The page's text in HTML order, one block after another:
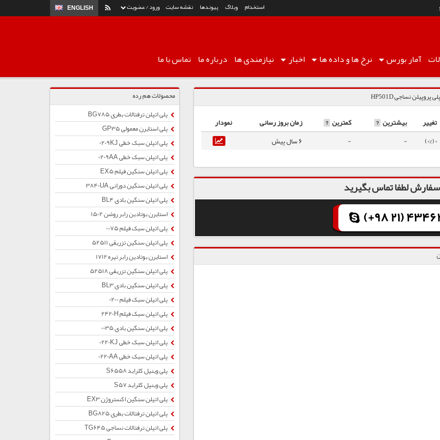
ورود / عضویت ENGLISH استخدام وبلاگ پیوندها نقشه سایت
آماربورس نرخ هاو داده ها اخبار نیازمندی ها درباره ما تماس با ما
پلی پروپیلن نساجی HP501D
تغییر بیشترین ? کمترین ? زمان بروز رسانی
نمودار
0 (0%)
-
- 6 سال پیش
لطفا تماس بگیرید
(+98 21)
محصولات هم رده
پلی اتیلن ترفتالات بطری BG785
پلی استایرن معمولی GP35
پلی اتیلن سبک خطی 0209KJ
پلی اتیلن سبک خطی 0209AA
پلی اتیلن سنگین فیلم EX5
پلی اتیلن سنگین دورانی 3840UA
پلی اتیلن سنگین بادی BL4
استایرن بوتادین رابر روشن 1502
پلی اتیلن سبک فیلم 0075
پلی اتیلن سنگین تزریقی 52511
استایرن بوتادین رابر تیره 1712
پلی اتیلن سنگین تزریقی 52518
پلی اتیلن سنگین بادی BL3
پلی اتیلن سبک فیلم 0200
پلی اتیلن سبک فیلم 2420H
پلی اتیلن سنگین بادی 0035
پلی اتیلن سبک خطی 0220KJ
پلی اتیلن سبک خطی 0220AA
پلی وینیل کلراید S6558
پلی وینیل کلراید S57
پلی اتیلن سنگین اکستروژن EX3
پلی اتیلن ترفتالات بطری BG825
پلی اتیلن ترفتالات نساجی TG645